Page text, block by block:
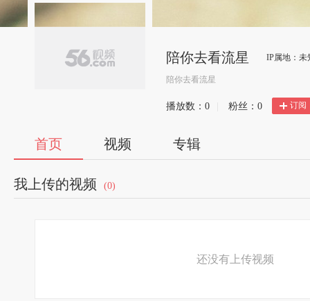
陪你去看流星 IP属地：未
陪你去看流星
播放数： 0 粉丝： 0 订阅
首页 视频 专辑
我上传的视频 (0)
还没有上传视频